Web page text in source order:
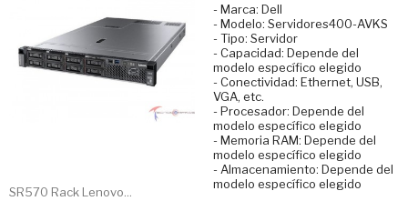
SR570 Rack Lenovo...
- Marca: Dell
- Modelo: Servidores400-AVKS
- Tipo: Servidor
- Capacidad: Depende del
modelo específico elegido
- Conectividad: Ethernet, USB,
VGA, etc.
- Procesador: Depende del
modelo específico elegido
- Memoria RAM: Depende del
modelo específico elegido
- Almacenamiento: Depende del
modelo específico elegido